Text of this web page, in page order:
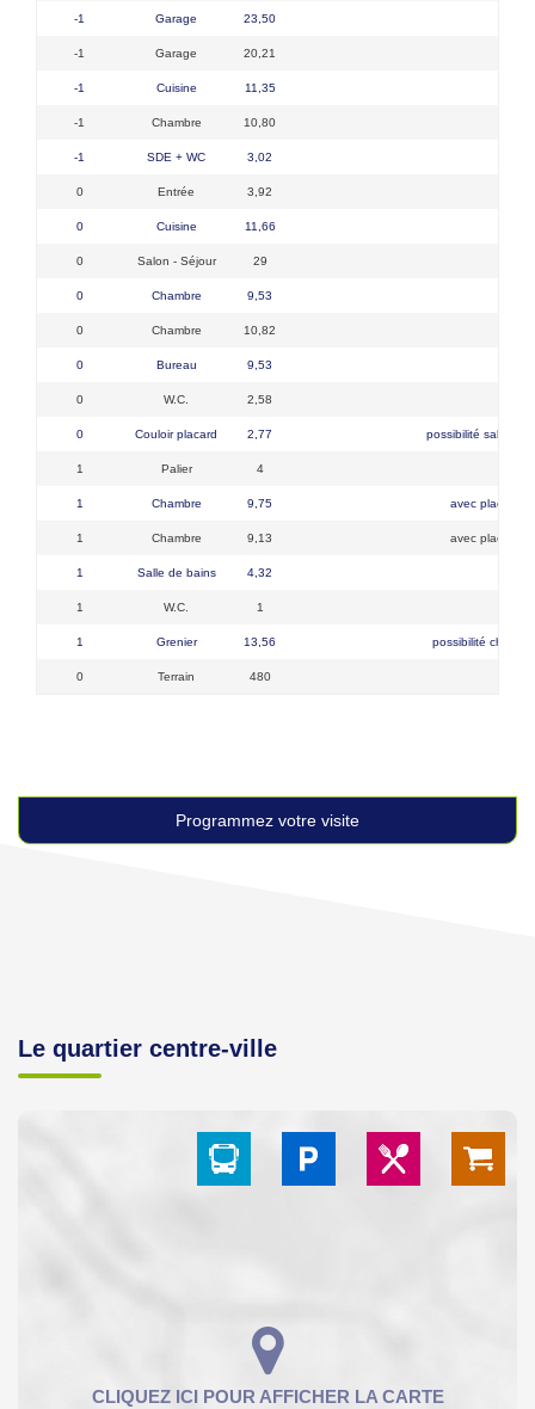
-1 Garage 23,50
-1 Garage 20,21
-1 Cuisine 11,35
-1 Chambre 10,80
-1 SDE + WC 3,02
0 Entrée 3,92
0 Cuisine 11,66
0 Salon - Séjour 29
0 Chambre 9,53
0 Chambre 10,82
0 Bureau 9,53
0 W.C. 2,58
0 Couloir placard 2,77 possibilité salle
1 Palier 4
1 Chambre 9,75 avec placard
1 Chambre 9,13 avec placard
1 Salle de bains 4,32
1 W.C. 1
1 Grenier 13,56 possibilité
0 Terrain 480
Programmez votre visite
Le quartier centre-ville